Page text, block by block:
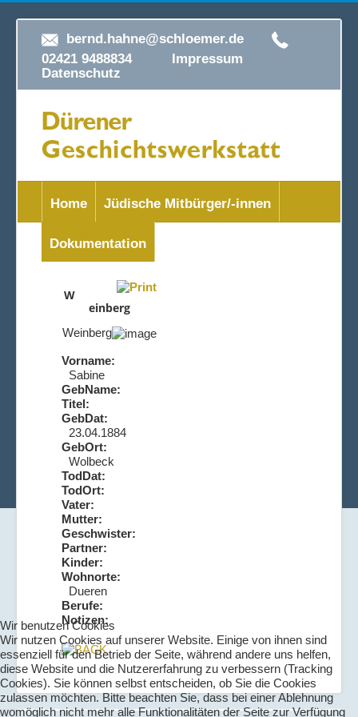
bernd.hahne@schloemer.de
02421 9488834 Impressum
Datenschutz
Home Jüdische Mitbürger/-innen
Dokumentation
W
einberg
Weinberg
Vorname:
Sabine
GebName:
Titel:
GebDat:
23.04.1884
GebOrt:
Wolbeck
TodDat:
TodOrt:
Vater:
Mutter:
Geschwister:
Partner:
Kinder:
Wohnorte:
Dueren
Berufe:
Notizen:
Wir benutzen Cookies
Wir nutzen Cookies auf unserer Website. Einige von ihnen sind
essenziell für den Betrieb der Seite, während andere uns helfen,
diese Website und die Nutzererfahrung zu verbessern (Tracking
Cookies). Sie können selbst entscheiden, ob Sie die Cookies
zulassen möchten. Bitte beachten Sie, dass bei einer Ablehnung
womöglich nicht mehr alle Funktionalitäten der Seite zur Verfügung